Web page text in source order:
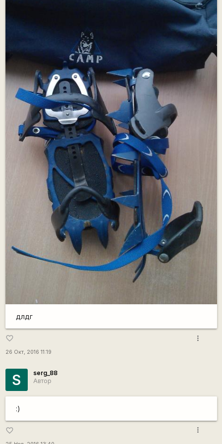
длдг
favorite_border
26 Окт, 2016 11:19
more_vert
S
serg_88
Автор
:)
favorite_border more_vert